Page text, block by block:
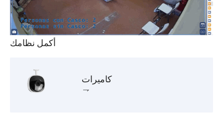
أكمل نظامك
كاميرات